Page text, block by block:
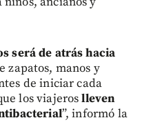
será de atrás hacia
zapatos, manos y
de iniciar cada
los viajeroslleven
”, informó la